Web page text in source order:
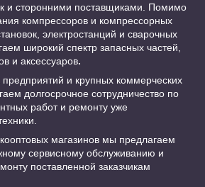
и сторонними поставщиками. Помимо
компрессоров и компрессорных
электростанций и сварочных
широкий спектр запасных частей,
и аксессуаров.
предприятий и крупных коммерческих
долгосрочное сотрудничество по
работ и ремонту уже
магазинов мы предлагаем
сервисному обслуживанию и
поставленной заказчикам